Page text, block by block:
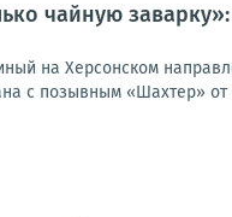
чайную
на Херсонском
с позывным «Шахтер»